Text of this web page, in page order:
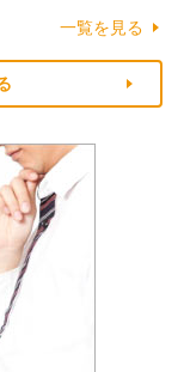
一覧を見る